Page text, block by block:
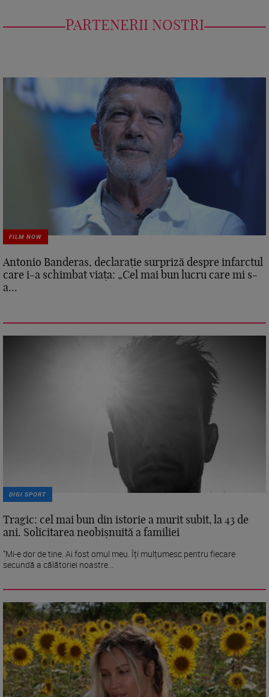
PARTENERII NOSTRI
FILM NOW
Antonio Banderas, declarație surpriză despre infarctul
care i-a schimbat viața: „Cel mai bun lucru care mi s-
a...
DIGI SPORT
Tragic: cel mai bun din istorie a murit subit, la 43 de
ani. Solicitarea neobișnuită a familiei
”Mi-e dor de tine. Ai fost omul meu. Îți mulțumesc pentru fiecare
secundă a călătoriei noastre...